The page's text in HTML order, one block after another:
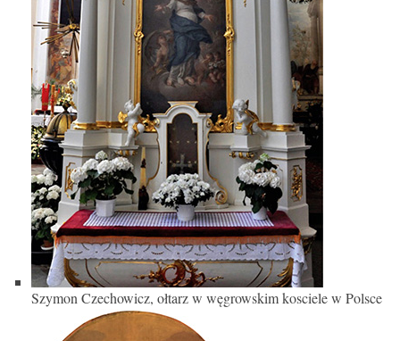
Szymon Czechowicz, ołtarz w węgrowskim kosciele w Polsce